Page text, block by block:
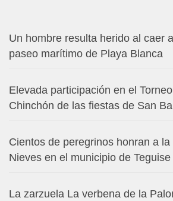
Un hombre resulta herido al caer
paseo marítimo de Playa Blanca
Elevada participación en el
Chinchón de las fiestas de San
Cientos de peregrinos honran a
Nieves en el municipio de Teguise
La zarzuela La verbena de la